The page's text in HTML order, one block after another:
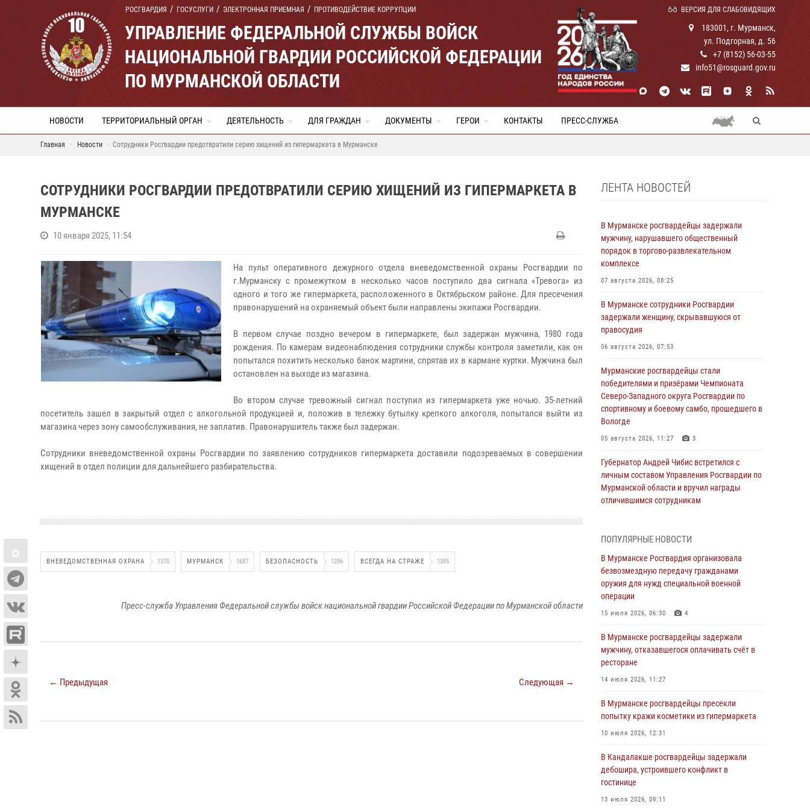
РОСГВАРДИЯ ГОСУСЛУГИ ЭЛЕКТРОННАЯ ПРИЕМНАЯ ПРОТИВОДЕЙСТВИЕ КОРРУПЦИИ ВЕРСИЯ ДЛЯ СЛАБОВИДЯЩИХ
УПРАВЛЕНИЕ ФЕДЕРАЛЬНОЙ СЛУЖБЫ ВОЙСК
НАЦИОНАЛЬНОЙ ГВАРДИИ РОССИЙСКОЙ ФЕДЕРАЦИИ
ПО МУРМАНСКОЙ ОБЛАСТИ
183001, г. Мурманск,
ул. Подгорная, д. 56
+7 (8152) 56-03-55
info51@rosguard.gov.ru
НОВОСТИ ТЕРРИТОРИАЛЬНЫЙ ОРГАН ДЕЯТЕЛЬНОСТЬ ДЛЯ ГРАЖДАН ДОКУМЕНТЫ ГЕРОИ КОНТАКТЫ ПРЕСС-СЛУЖБА
Главная Новости Сотрудники Росгвардии предотвратили серию хищений из гипермаркета в Мурманске
СОТРУДНИКИ РОСГВАРДИИ ПРЕДОТВРАТИЛИ СЕРИЮ ХИЩЕНИЙ ИЗ ГИПЕРМАРКЕТА В
МУРМАНСКЕ
10 января 2025, 11:54
На пульт оперативного дежурного отдела вневедомственной охраны Росгвардии по
г.Мурманску с промежутком в несколько часов поступило два сигнала «Тревога» из
одного и того же гипермаркета, расположенного в Октябрьском районе. Для пресечения
правонарушений на охраняемый объект были направлены экипажи Росгвардии.
В первом случае поздно вечером в гипермаркете, был задержан мужчина, 1980 года
рождения. По камерам видеонаблюдения сотрудники службы контроля заметили, как он
попытался похитить несколько банок мартини, спрятав их в кармане куртки. Мужчина был
остановлен на выходе из магазина.
Во втором случае тревожный сигнал поступил из гипермаркета уже ночью. 35-летний
посетитель зашел в закрытый отдел с алкогольной продукцией и, положив в тележку бутылку крепкого алкоголя, попытался выйти из
магазина через зону самообслуживания, не заплатив. Правонарушитель также был задержан.
Сотрудники вневедомственной охраны Росгвардии по заявлению сотрудников гипермаркета доставили подозреваемых в совершении
хищений в отдел полиции для дальнейшего разбирательства.
ВНЕВЕДОМСТВЕННАЯ ОХРАНА 1370 МУРМАНСК 1687 БЕЗОПАСНОСТЬ 1296 ВСЕГДА НА СТРАЖЕ 1395
Пресс-служба Управления Федеральной службы войск национальной гвардии Российской Федерации по Мурманской области
← Предыдущая Следующая →
ЛЕНТА НОВОСТЕЙ
В Мурманске росгвардейцы задержали
мужчину, нарушавшего общественный
порядок в торгово-развлекательном
комплексе
07 августа 2026, 08:25
В Мурманске сотрудники Росгвардии
задержали женщину, скрывавшуюся от
правосудия
06 августа 2026, 07:53
Мурманские росгвардейцы стали
победителями и призёрами Чемпионата
Северо-Западного округа Росгвардии по
спортивному и боевому самбо, прошедшего в
Вологде
05 августа 2026, 11:27 3
Губернатор Андрей Чибис встретился с
личным составом Управления Росгвардии по
Мурманской области и вручил награды
отличившимся сотрудникам
В Мурманске сотрудники Росгвардии
пресекли утренний дебош в баре на улице
Карла Маркса
04 августа 2026, 08:54
Морской отряд Северо - Западного округа
образования
03 августа 2026, 12:23 4
дебошира на автозаправочной станции
03 августа 2026, 09:12
Сотрудники Росгвардии провели инструктаж
по антитеррористической защищенности для
ПОПУЛЯРНЫЕ НОВОСТИ
В Мурманске Росгвардия организовала
безвозмездную передачу гражданами
оружия для нужд специальной военной
операции
15 июля 2026, 06:30 4
В Мурманске росгвардейцы задержали
мужчину, отказавшегося оплачивать счёт в
ресторане
14 июля 2026, 11:27
В Мурманске росгвардейцы пресекли
попытку кражи косметики из гипермаркета
10 июля 2026, 12:31
В Кандалакше росгвардейцы задержали
дебошира, устроившего конфликт в
гостинице
13 июля 2026, 09:11